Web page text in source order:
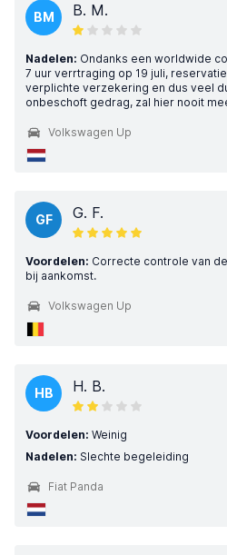
BM B. M.
Nadelen: Ondanks een worldwide
7 uur verrtraging op 19 juli,
verplichte verzekering en dus veel
onbeschoft gedrag, zal hier nooit
Volkswagen Up
GF G. F.
Voordelen: Correcte controle van
bij aankomst.
Volkswagen Up
HB H. B.
Voordelen: Weinig
Nadelen: Slechte begeleiding
Fiat Panda